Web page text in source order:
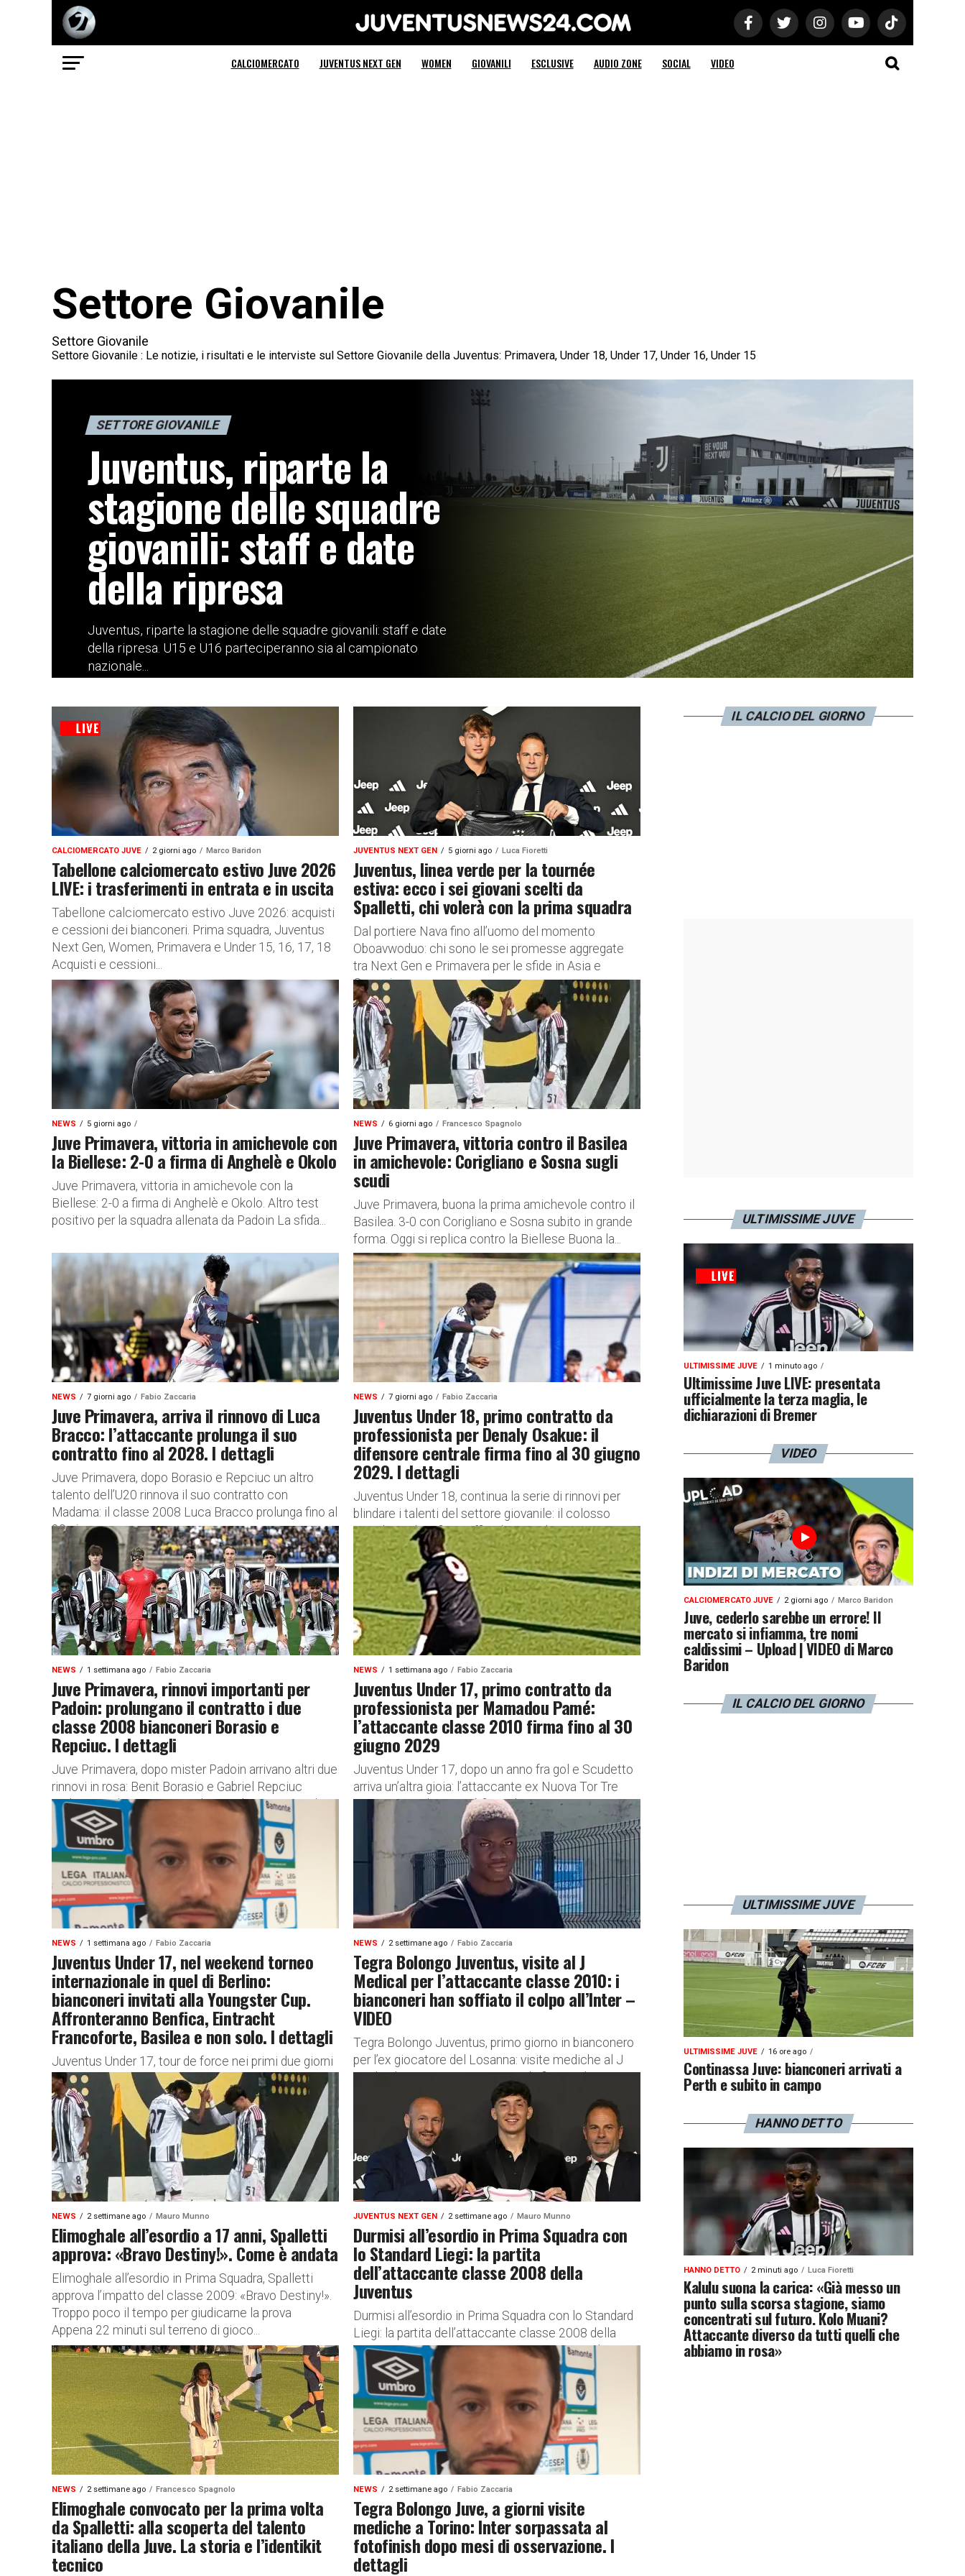
Juventus News 24
CALCIOMERCATO JUVENTUS NEXT GEN WOMEN GIOVANILI ESCLUSIVE AUDIO ZONE SOCIAL VIDEO
Settore Giovanile
Settore Giovanile
Settore Giovanile : Le notizie, i risultati e le interviste sul Settore Giovanile della Juventus: Primavera, Under 18, Under 17, Under 16, Under 15
SETTORE GIOVANILE
Juventus, riparte la
stagione delle squadre
giovanili: staff e date
della ripresa
Juventus, riparte la stagione delle squadre giovanili: staff e date
della ripresa. U15 e U16 parteciperanno sia al campionato
nazionale...
CALCIOMERCATO JUVE 2 giorni ago Marco Baridon
Tabellone calciomercato estivo Juve 2026
LIVE: i trasferimenti in entrata e in uscita
Tabellone calciomercato estivo Juve 2026: acquisti
e cessioni dei bianconeri. Prima squadra, Juventus
Next Gen, Women, Primavera e Under 15, 16, 17, 18
Acquisti e cessioni...
JUVENTUS NEXT GEN 5 giorni ago Luca Fioretti
Juventus, linea verde per la tournée
estiva: ecco i sei giovani scelti da
Spalletti, chi volerà con la prima squadra
Dal portiere Nava fino all’uomo del momento
Oboavwoduo: chi sono le sei promesse aggregate
tra Next Gen e Primavera per le sfide in Asia e
Oceania...
NEWS 5 giorni ago
Juve Primavera, vittoria in amichevole con
la Biellese: 2-0 a firma di Anghelè e Okolo
Juve Primavera, vittoria in amichevole con la
Biellese: 2-0 a firma di Anghelè e Okolo. Altro test
positivo per la squadra allenata da Padoin La sfida...
NEWS 6 giorni ago Francesco Spagnolo
Juve Primavera, vittoria contro il Basilea
in amichevole: Corigliano e Sosna sugli
scudi
Juve Primavera, buona la prima amichevole contro il
Basilea. 3-0 con Corigliano e Sosna subito in grande
forma. Oggi si replica contro la Biellese Buona la...
NEWS 7 giorni ago Fabio Zaccaria
Juve Primavera, arriva il rinnovo di Luca
Bracco: l’attaccante prolunga il suo
contratto fino al 2028. I dettagli
Juve Primavera, dopo Borasio e Repciuc un altro
talento dell’U20 rinnova il suo contratto con
Madama: il classe 2008 Luca Bracco prolunga fino al
30 giugno...
NEWS 7 giorni ago Fabio Zaccaria
Juventus Under 18, primo contratto da
professionista per Denaly Osakue: il
difensore centrale firma fino al 30 giugno
2029. I dettagli
Juventus Under 18, continua la serie di rinnovi per
blindare i talenti del settore giovanile: il colosso
Denaly Osakue firma ufficialmente il primo contratto
da professionista...
NEWS 1 settimana ago Fabio Zaccaria
Juve Primavera, rinnovi importanti per
Padoin: prolungano il contratto i due
classe 2008 bianconeri Borasio e
Repciuc. I dettagli
Juve Primavera, dopo mister Padoin arrivano altri due
rinnovi in rosa: Benit Borasio e Gabriel Repciuc
prolungano il contratto con la Vecchia Signora. Gli
accordi con...
NEWS 1 settimana ago Fabio Zaccaria
Juventus Under 17, primo contratto da
professionista per Mamadou Pamé:
l’attaccante classe 2010 firma fino al 30
giugno 2029
Juventus Under 17, dopo un anno fra gol e Scudetto
arriva un’altra gioia: l’attaccante ex Nuova Tor Tre
Teste Mamadou Pamé firma il suo primo contratto...
NEWS 1 settimana ago Fabio Zaccaria
Juventus Under 17, nel weekend torneo
internazionale in quel di Berlino:
bianconeri invitati alla Youngster Cup.
Affronteranno Benfica, Eintracht
Francoforte, Basilea e non solo. I dettagli
Juventus Under 17, tour de force nei primi due giorni
di agosto per la neo squadra di mister Grauso:
bianconeri a Berlino per la Youngster Cup,...
NEWS 2 settimane ago Fabio Zaccaria
Tegra Bolongo Juventus, visite al J
Medical per l’attaccante classe 2010: i
bianconeri han soffiato il colpo all’Inter –
VIDEO
Tegra Bolongo Juventus, primo giorno in bianconero
per l’ex giocatore del Losanna: visite mediche al J
Medical e poi nei prossimi mesi la firma sul
NEWS 2 settimane ago Mauro Munno
Elimoghale all’esordio a 17 anni, Spalletti
approva: «Bravo Destiny!». Come è andata
Elimoghale all’esordio in Prima Squadra, Spalletti
approva l’impatto del classe 2009: «Bravo Destiny!».
Troppo poco il tempo per giudicarne la prova
Appena 22 minuti sul terreno di gioco...
JUVENTUS NEXT GEN 2 settimane ago Mauro Munno
Durmisi all’esordio in Prima Squadra con
lo Standard Liegi: la partita
dell’attaccante classe 2008 della
Juventus
Durmisi all’esordio in Prima Squadra con lo Standard
Liegi: la partita dell’attaccante classe 2008 della
Juventus, rimasto in campo per un tempo Nel
successo ottenuto dalla Juventus nel...
NEWS 2 settimane ago Francesco Spagnolo
Elimoghale convocato per la prima volta
da Spalletti: alla scoperta del talento
italiano della Juve. La storia e l’identikit
tecnico
NEWS 2 settimane ago Fabio Zaccaria
Tegra Bolongo Juve, a giorni visite
mediche a Torino: Inter sorpassata al
fotofinish dopo mesi di osservazione. I
dettagli
IL CALCIO DEL GIORNO
ULTIMISSIME JUVE
ULTIMISSIME JUVE 1 minuto ago
Ultimissime Juve LIVE: presentata
ufficialmente la terza maglia, le
dichiarazioni di Bremer
VIDEO
CALCIOMERCATO JUVE 2 giorni ago Marco Baridon
Juve, cederlo sarebbe un errore! Il
mercato si infiamma, tre nomi
caldissimi – Upload | VIDEO di Marco
Baridon
IL CALCIO DEL GIORNO
ULTIMISSIME JUVE
ULTIMISSIME JUVE 16 ore ago
Continassa Juve: bianconeri arrivati a
Perth e subito in campo
HANNO DETTO
HANNO DETTO 2 minuti ago Luca Fioretti
Kalulu suona la carica: «Già messo un
punto sulla scorsa stagione, siamo
concentrati sul futuro. Kolo Muani?
Attaccante diverso da tutti quelli che
abbiamo in rosa»